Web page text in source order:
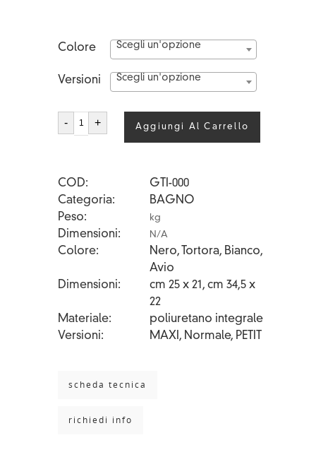
Colore Scegli un'opzione
Versioni Scegli un'opzione
TITO
quantità
- + Aggiungi Al Carrello
COD
GTI-000
Categoria
BAGNO
Peso
kg
Dimensioni N/A
Colore
Nero, Tortora, Bianco,
Avio
Dimensioni
cm 25 x 21, cm 34,5 x
22
Materiale
poliuretano integrale
Versioni
MAXI, Normale, PETIT
scheda tecnica
richiedi info